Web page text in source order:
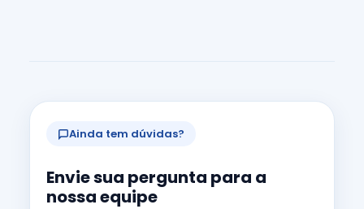
Ainda tem dúvidas?
Envie sua pergunta para a
nossa equipe